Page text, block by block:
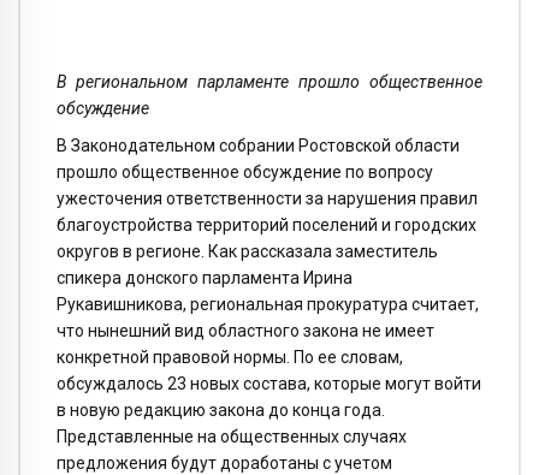
В региональном парламенте прошло общественное
обсуждение
В Законодательном собрании Ростовской области
прошло общественное обсуждение по вопросу
ужесточения ответственности за нарушения правил
благоустройства территорий поселений и городских
округов в регионе. Как рассказала заместитель
спикера донского парламента Ирина
Рукавишникова, региональная прокуратура считает,
что нынешний вид областного закона не имеет
конкретной правовой нормы. По ее словам,
обсуждалось 23 новых состава, которые могут войти
в новую редакцию закона до конца года.
Представленные на общественных случаях
предложения будут доработаны с учетом